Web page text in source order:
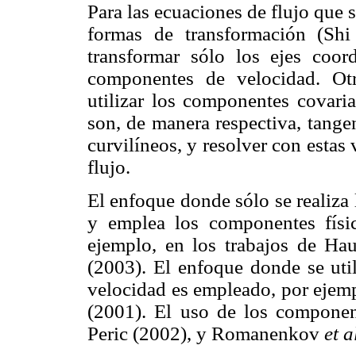
Para las ecuaciones de flujo que
formas de transformación
transformar sólo los ejes
componentes de velocidad.
utilizar los componentes
son, de manera respectiva,
curvilíneos, y resolver con estas
flujo.
El enfoque donde sólo se
y emplea los componentes
ejemplo, en los trabajos de
(2003). El enfoque donde se
velocidad es empleado, por
(2001). El uso de los
Peric (2002), y Romanenkov et